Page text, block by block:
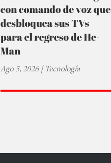
con comando de voz que
desbloquea sus TVs
para el regreso de He-
Man
Ago 5, 2026|Tecnología